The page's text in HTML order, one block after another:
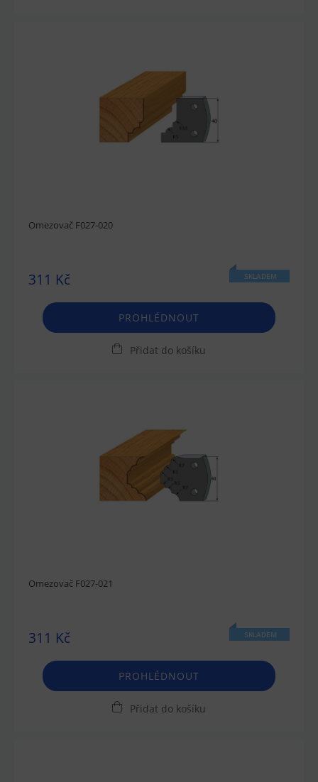
Omezovač F027-020
311 Kč SKLADEM
PROHLÉDNOUT
Přidat do košíku
Omezovač F027-021
311 Kč SKLADEM
PROHLÉDNOUT
Přidat do košíku